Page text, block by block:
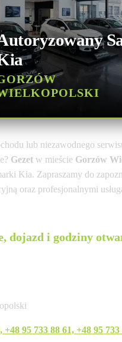
lub niezawodnego
Gezet w mieście Gorzów
Kia. Zapraszamy do
oraz profesjonalnymi
dojazd i godziny
+48 95 733 88 61, +48 95 733